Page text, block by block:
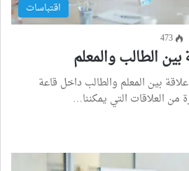
اقتباسات
473
بين الطالب والمعلم
بين المعلم والطالب داخل قاعة
من العلاقات التي يمكننا…